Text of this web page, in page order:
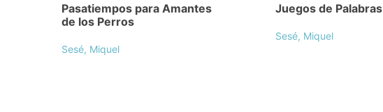
Pasatiempos para Amantes
de los Perros
Sesé, Miquel
Juegos de Palabras
Sesé, Miquel